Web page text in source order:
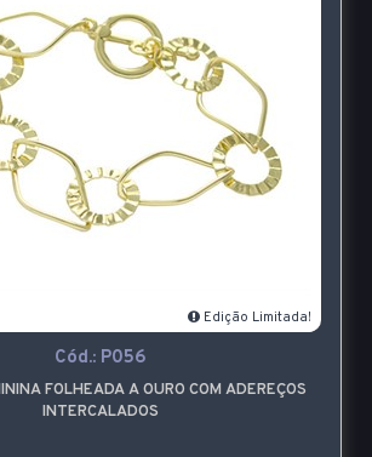
Edição Limitada!
Cód.: P056
FOLHEADA A OURO COM ADEREÇOS
INTERCALADOS